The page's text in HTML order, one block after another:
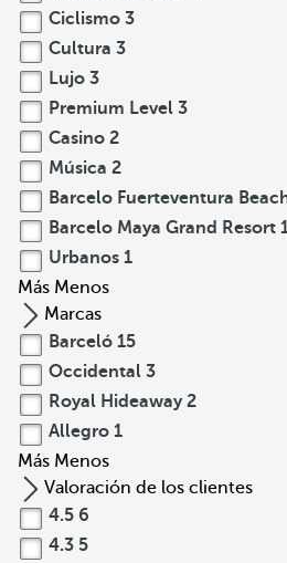
Ciclismo 3
Cultura 3
Lujo 3
Premium Level 3
Casino 2
Música 2
Barcelo Fuerteventura
Barcelo Maya Grand Resort
Urbanos 1
Más Menos
Marcas
Barceló 15
Occidental 3
Royal Hideaway 2
Allegro 1
Más Menos
Valoración de los clientes
4.5 6
4.3 5